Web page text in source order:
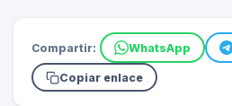
Compartir: WhatsApp
Copiar enlace